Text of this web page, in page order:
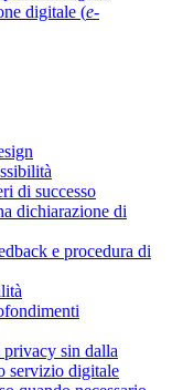
digitale (e-
di successo
dichiarazione di
e procedura di
privacy sin dalla
servizio digitale